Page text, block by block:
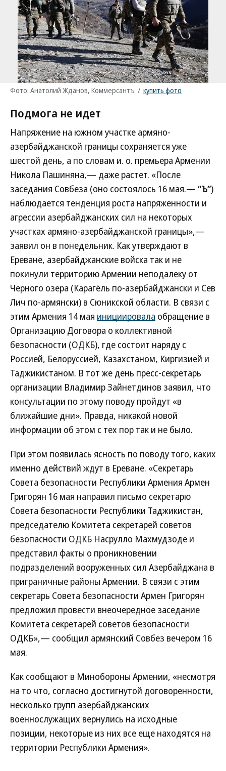
Фото: Анатолий Жданов, Коммерсантъ / купить фото
Подмога не идет
Напряжение на южном участке армяно-
азербайджанской границы сохраняется уже
шестой день, а по словам и. о. премьера Армении
Никола Пашиняна,— даже растет. «После
заседания Совбеза (оно состоялось 16 мая.— “Ъ”)
наблюдается тенденция роста напряженности и
агрессии азербайджанских сил на некоторых
участках армяно-азербайджанской границы»,—
заявил он в понедельник. Как утверждают в
Ереване, азербайджанские войска так и не
покинули территорию Армении неподалеку от
Черного озера (Карагёль по-азербайджански и Сев
Лич по-армянски) в Сюникской области. В связи с
этим Армения 14 мая инициировала обращение в
Организацию Договора о коллективной
безопасности (ОДКБ), где состоит наряду с
Россией, Белоруссией, Казахстаном, Киргизией и
Таджикистаном. В тот же день пресс-секретарь
организации Владимир Зайнетдинов заявил, что
консультации по этому поводу пройдут «в
ближайшие дни». Правда, никакой новой
информации об этом с тех пор так и не было.
При этом появилась ясность по поводу того, каких
именно действий ждут в Ереване. «Секретарь
Совета безопасности Республики Армения Армен
Григорян 16 мая направил письмо секретарю
Совета безопасности Республики Таджикистан,
председателю Комитета секретарей советов
безопасности ОДКБ Насрулло Махмудзоде и
представил факты о проникновении
подразделений вооруженных сил Азербайджана в
приграничные районы Армении. В связи с этим
секретарь Совета безопасности Армен Григорян
предложил провести внеочередное заседание
Комитета секретарей советов безопасности
ОДКБ»,— сообщил армянский Совбез вечером 16
мая.
Как сообщают в Минобороны Армении, «несмотря
на то что, согласно достигнутой договоренности,
несколько групп азербайджанских
военнослужащих вернулись на исходные
позиции, некоторые из них все еще находятся на
территории Республики Армения».